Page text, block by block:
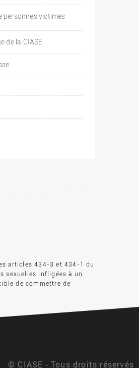
personnes victimes
de la CIASE
articles 434-3 et 434-1 du
sexuelles infligées à un
de commettre de
© CIASE - Tous droits réservés